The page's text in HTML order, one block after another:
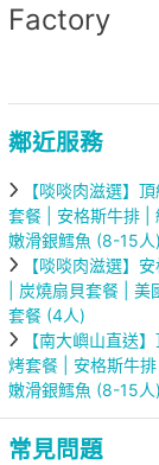
Factory
鄰近服務
【啖啖肉滋選】
套餐 | 安格斯牛排 |
嫩滑銀鱈魚 (8-15人)
【啖啖肉滋選】
| 炭燒扇貝套餐 | 美
套餐 (4人)
【南大嶼山直送
烤套餐 | 安格斯牛排
嫩滑銀鱈魚 (8-15人)
常見問題